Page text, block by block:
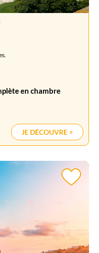
en chambre
JE DÉCOUVRE >